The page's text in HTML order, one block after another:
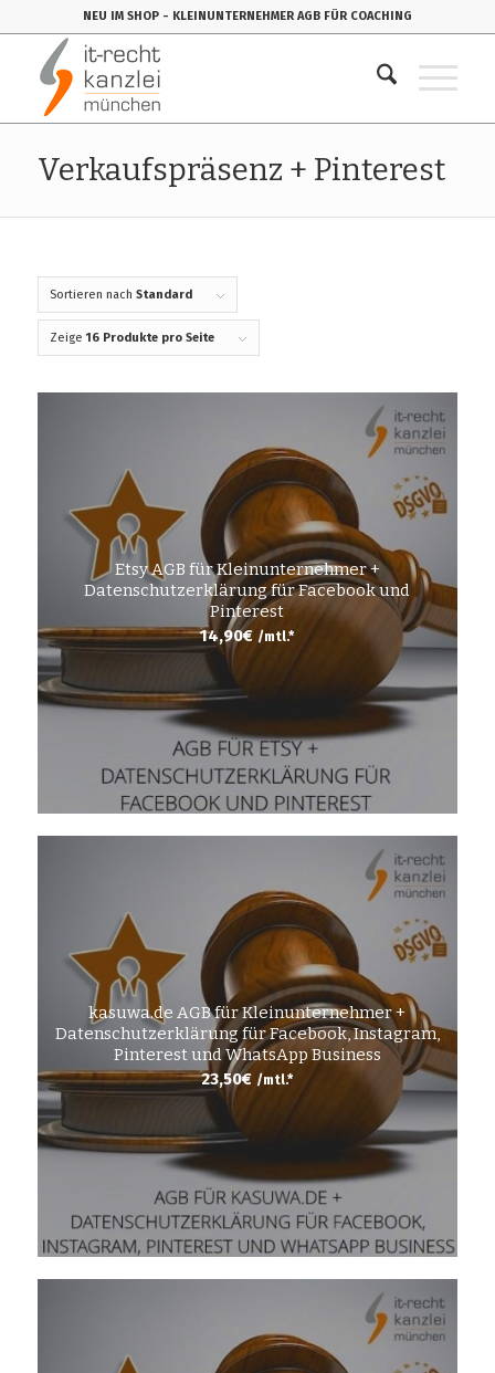
NEU IM SHOP - KLEINUNTERNEHMER AGB FÜR COACHING
Verkaufspräsenz + Pinterest
Sortieren nach Standard
Zeige16 Produkte pro Seite
Etsy AGB für Kleinunternehmer +
Datenschutzerklärung für Facebook und
Pinterest
14,90€ /mtl.*
kasuwa.de AGB für Kleinunternehmer +
Datenschutzerklärung für Facebook, Instagram,
Pinterest und WhatsApp Business
23,50€ /mtl.*